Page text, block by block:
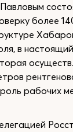
более
в
рабочих